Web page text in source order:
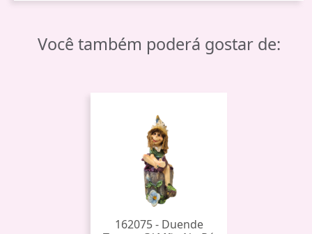
Você também poderá gostar de:
162075 - Duende